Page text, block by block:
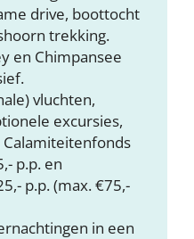
drive, boottocht
trekking.
en Chimpansee
vluchten,
excursies,
p.p. en
p.p. (max. €75,-
in een